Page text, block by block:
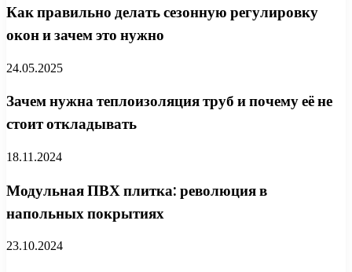
Как правильно делать сезонную регулировку
окон и зачем это нужно
24.05.2025
Зачем нужна теплоизоляция труб и почему её не
стоит откладывать
18.11.2024
Модульная ПВХ плитка: революция в
напольных покрытиях
23.10.2024